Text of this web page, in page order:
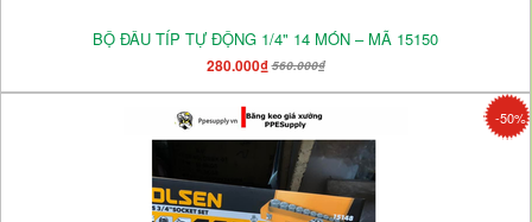
BỘ ĐẦU TÍP TỰ ĐỘNG 1/4" 14 MÓN – MÃ 15150
280.000₫560.000₫
-50%